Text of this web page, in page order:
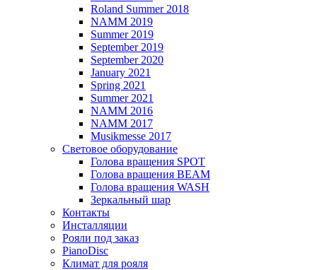
Roland Summer 2018
NAMM 2019
Summer 2019
September 2019
September 2020
January 2021
Spring 2021
Summer 2021
NAMM 2016
NAMM 2017
Musikmesse 2017
Световое оборудование
Голова вращения SPOT
Голова вращения BEAM
Голова вращения WASH
Зеркальный шар
Контакты
Инсталляции
Рояли под заказ
PianoDisc
Климат для рояля